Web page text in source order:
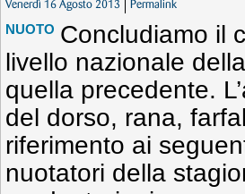
Venerdì 16 Agosto 2013 Permalink
NUOTO Concludiamo il
livello nazionale
quella precedente.
del dorso, rana,
riferimento ai
nuotatori della